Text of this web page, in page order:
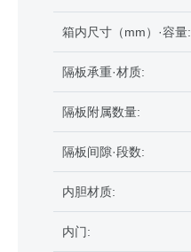
箱内尺寸（mm）·容量:
隔板承重·材质:
隔板附属数量:
隔板间隙·段数:
内胆材质:
内门: